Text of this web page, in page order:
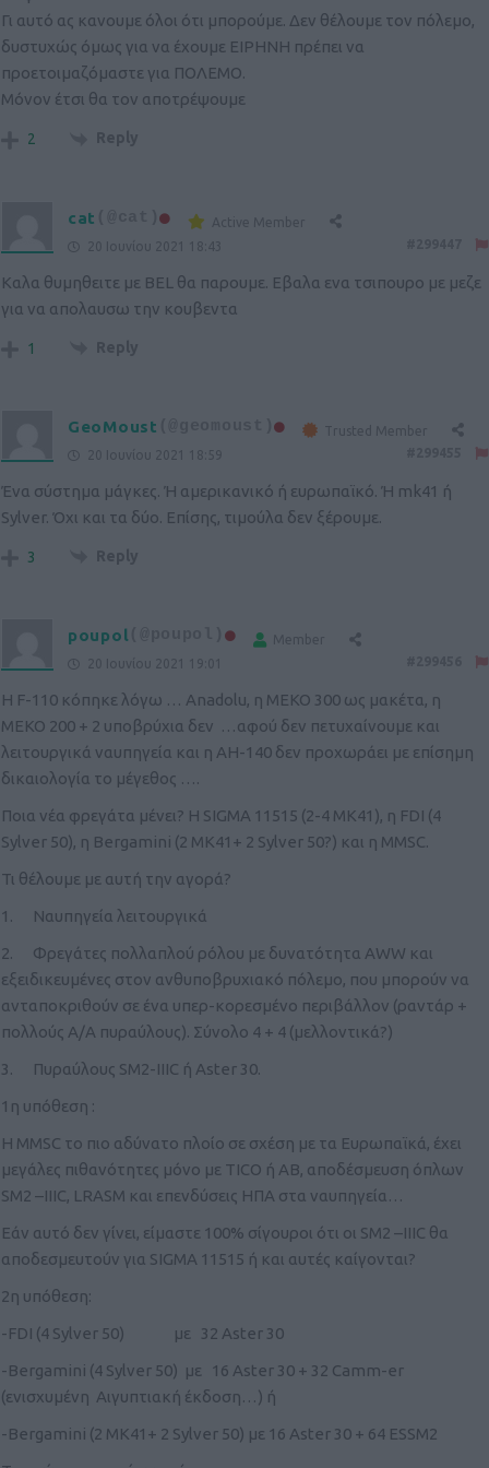
Γι αυτό ας κανουμε όλοι ότι μπορούμε. Δεν θέλουμε τον πόλεμο,
δυστυχώς όμως για να έχουμε ΕΙΡΗΝΗ πρέπει να
προετοιμαζόμαστε για ΠΟΛΕΜΟ.
Μόνον έτσι θα τον αποτρέψουμε
2 Reply
cat (@cat)
Active Member
20 Ιουνίου 2021 18:43
Καλα θυμηθειτε με BEL θα παρουμε. Εβαλα ενα τσιπουρο με μεζε
για να απολαυσω την κουβεντα
1 Reply
GeoMoust (@geomoust)
Trusted Member
20 Ιουνίου 2021 18:59
Ένα σύστημα μάγκες. Ή αμερικανικό ή ευρωπαϊκό. Ή mk41 ή
Sylver. Όχι και τα δύο. Επίσης, τιμούλα δεν ξέρουμε.
3 Reply
poupol
Member
20 Ιουνίου 2021 19:01
Η F-110 κόπηκε λόγω … Anadolu, η ΜΕΚΟ 300 ως μακέτα, η
ΜΕΚΟ 200 + 2 υποβρύχια δεν …αφού δεν πετυχαίνουμε και
λειτουργικά ναυπηγεία και η AH-140 δεν προχωράει με επίσημη
δικαιολογία το μέγεθος ….
Ποια νέα φρεγάτα μένει? H SIGMA 11515 (2-4 MK41), η FDI (4
Sylver 50), η Bergamini (2 ΜΚ41+ 2 Sylver 50?) και η MMSC.
Τι θέλουμε με αυτή την αγορά?
1. Ναυπηγεία λειτουργικά
2. Φρεγάτες πολλαπλού ρόλου με δυνατότητα AWW και
εξειδικευμένες στον ανθυποβρυχιακό πόλεμο, που μπορούν να
ανταποκριθούν σε ένα υπερ-κορεσμένο περιβάλλον (ραντάρ +
πολλούς Α/Α πυραύλους). Σύνολο 4 + 4 (μελλοντικά?)
3. Πυραύλους SM2-IIIC ή Aster 30.
1η υπόθεση :
Η MMSC το πιο αδύνατο πλοίο σε σχέση με τα Ευρωπαϊκά, έχει
μεγάλες πιθανότητες μόνο με TICO ή AB, αποδέσμευση όπλων
SM2 –IIIC, LRASM και επενδύσεις ΗΠΑ στα ναυπηγεία…
Εάν αυτό δεν γίνει, είμαστε 100% σίγουροι ότι οι SM2 –IIIC θα
αποδεσμευτούν για SIGMA 11515 ή και αυτές καίγονται?
2η υπόθεση:
-FDI (4 Sylver 50) με 32 Aster 30
-Bergamini (4 Sylver 50) με 16 Aster 30 + 32 Camm-er
(ενισχυμένη Αιγυπτιακή έκδοση…) ή
-Bergamini (2 ΜΚ41+ 2 Sylver 50) με 16 Aster 30 + 64 ESSM2